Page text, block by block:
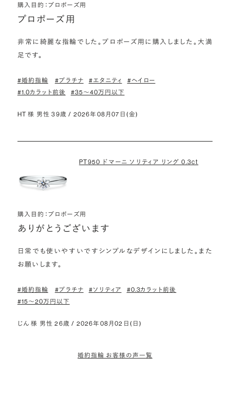
購入目的：プロポーズ用
プロポーズ用
非常に綺麗な指輪でした。プロポーズ用に購入しました。大満
足です。
#婚約指輪 #プラチナ #エタニティ
#ヘイロー
#1.0カラット前後
#35〜40万円以下
HT 様 男性 39歳 / 2026年08月07日(金)
PT950 ドマーニ ソリティア リング 0.3ct
購入目的：プロポーズ用
ありがとうございます
日常でも使いやすいですシンプルなデザインにしました。また
お願いします。
#婚約指輪 #プラチナ #ソリティア
#0.3カラット前後
#15〜20万円以下
じん 様 男性 26歳 / 2026年08月02日(日)
婚約指輪 お客様の声一覧